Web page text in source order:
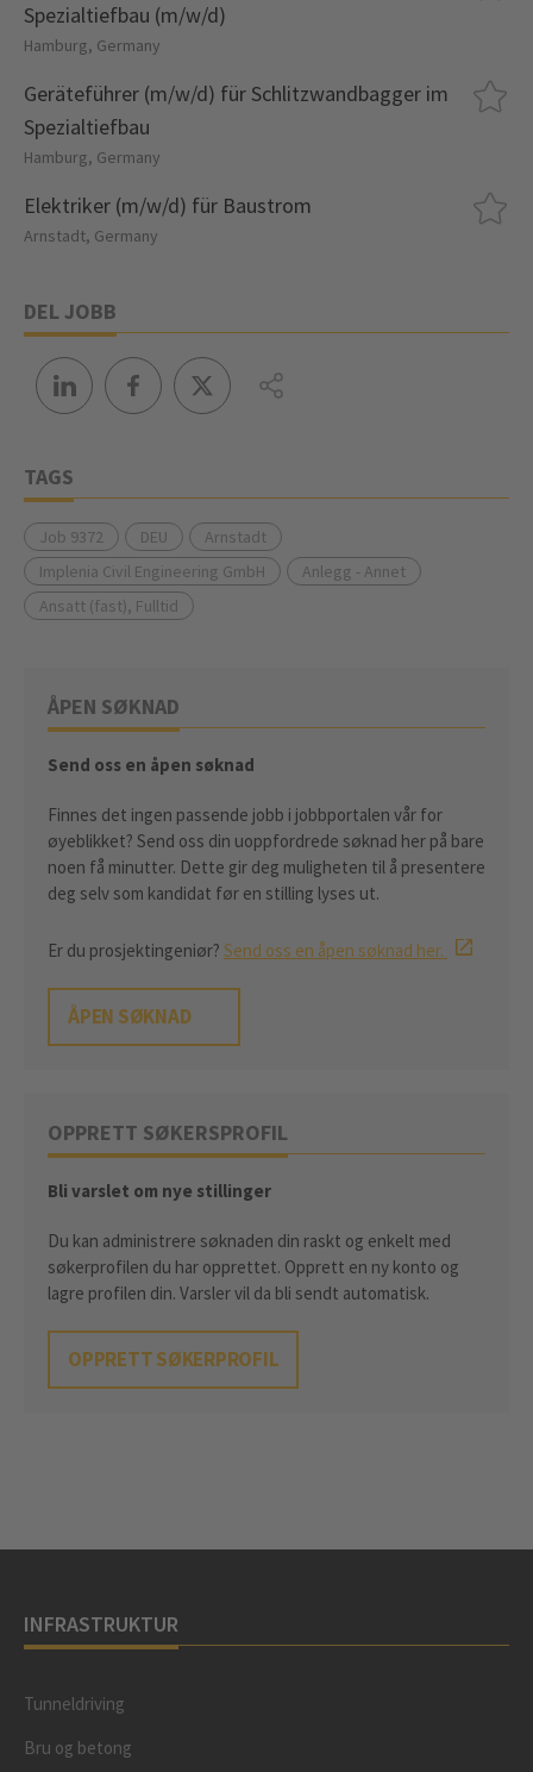
Spezialtiefbau (m/w/d)
Hamburg, Germany
Geräteführer (m/w/d) für Schlitzwandbagger im
Spezialtiefbau
Hamburg, Germany
Elektriker (m/w/d) für Baustrom
Arnstadt, Germany
DEL JOBB
TAGS
Job 9372 DEU
Arnstadt
Implenia Civil Engineering GmbH
Anlegg - Annet
Ansatt (fast), Fulltid
ÅPEN SØKNAD
Send oss en åpen søknad
Finnes det ingen passende jobb i jobbportalen vår for
øyeblikket? Send oss din uoppfordrede søknad her på bare
noen få minutter. Dette gir deg muligheten til å presentere
deg selv som kandidat før en stilling lyses ut.
Er du prosjektingeniør? Send oss en åpen søknad her.
ÅPEN SØKNAD
OPPRETT SØKERSPROFIL
Bli varslet om nye stillinger
Du kan administrere søknaden din raskt og enkelt med
søkerprofilen du har opprettet. Opprett en ny konto og
lagre profilen din. Varsler vil da bli sendt automatisk.
OPPRETT SØKERPROFIL
INFRASTRUKTUR
Tunneldriving
Bru og betong